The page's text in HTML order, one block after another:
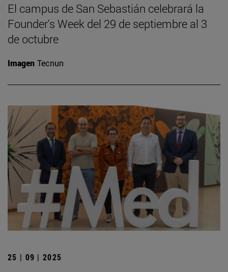
El campus de San Sebastián celebrará la
Founder's Week del 29 de septiembre al 3
de octubre
Imagen Tecnun
25 | 09 | 2025